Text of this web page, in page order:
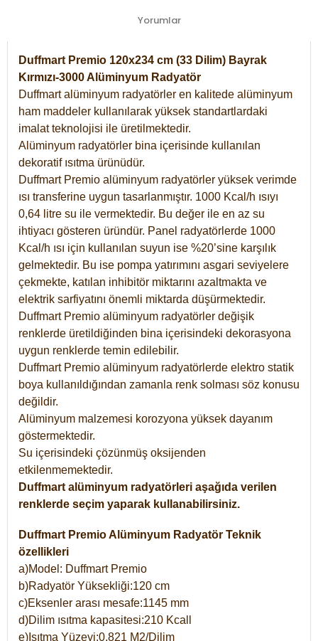
Yorumlar
Duffmart Premio 120x234 cm (33 Dilim) Bayrak
Kırmızı-3000 Alüminyum Radyatör
Duffmart alüminyum radyatörler en kalitede alüminyum
ham maddeler kullanılarak yüksek standartlardaki
imalat teknolojisi ile üretilmektedir.
Alüminyum radyatörler bina içerisinde kullanılan
dekoratif ısıtma ürünüdür.
Duffmart Premio alüminyum radyatörler yüksek verimde
ısı transferine uygun tasarlanmıştır. 1000 Kcal/h ısıyı
0,64 litre su ile vermektedir. Bu değer ile en az su
ihtiyacı gösteren üründür. Panel radyatörlerde 1000
Kcal/h ısı için kullanılan suyun ise %20’sine karşılık
gelmektedir. Bu ise pompa yatırımını asgari seviyelere
çekmekte, katılan inhibitör miktarını azaltmakta ve
elektrik sarfiyatını önemli miktarda düşürmektedir.
Duffmart Premio alüminyum radyatörler değişik
renklerde üretildiğinden bina içerisindeki dekorasyona
uygun renklerde temin edilebilir.
Duffmart Premio alüminyum radyatörlerde elektro statik
boya kullanıldığından zamanla renk solması söz konusu
değildir.
Alüminyum malzemesi korozyona yüksek dayanım
göstermektedir.
Su içerisindeki çözünmüş oksijenden
etkilenmemektedir.
Duffmart alüminyum radyatörleri aşağıda verilen
renklerde seçim yaparak kullanabilirsiniz.
Duffmart Premio Alüminyum Radyatör Teknik
özellikleri
a)Model: Duffmart Premio
b)Radyatör Yüksekliği:120 cm
c)Eksenler arası mesafe:1145 mm
d)Dilim ısıtma kapasitesi:210 Kcall
e)Isıtma Yüzeyi:0,821 M2/Dilim